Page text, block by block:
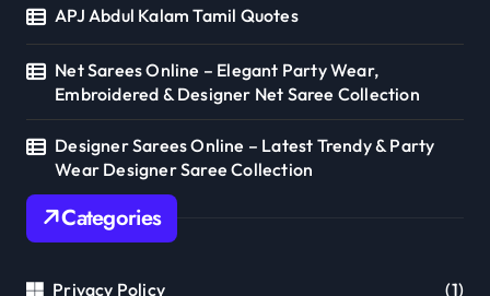
APJ Abdul Kalam Tamil Quotes
Net Sarees Online – Elegant Party Wear,
Embroidered & Designer Net Saree Collection
Designer Sarees Online – Latest Trendy & Party
Wear Designer Saree Collection
Categories
Privacy Policy (1)